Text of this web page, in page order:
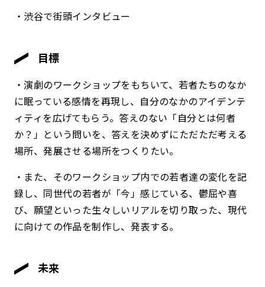
・渋谷で街頭インタビュー
目標
・演劇のワークショップをもちいて、若者たちのなか
に眠っている感情を再現し、自分のなかのアイデンテ
ィティを広げてもらう。答えのない「自分とは何者
か？」という問いを、答えを決めずにただただ考える
場所、発展させる場所をつくりたい。
・また、そのワークショップ内での若者達の変化を記
録し、同世代の若者が「今」感じている、鬱屈や喜
び、願望といった生々しいリアルを切り取った、現代
に向けての作品を制作し、発表する。
未来